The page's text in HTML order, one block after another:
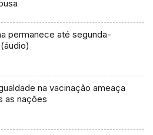
permanece até segunda-
na vacinação ameaça
as nações